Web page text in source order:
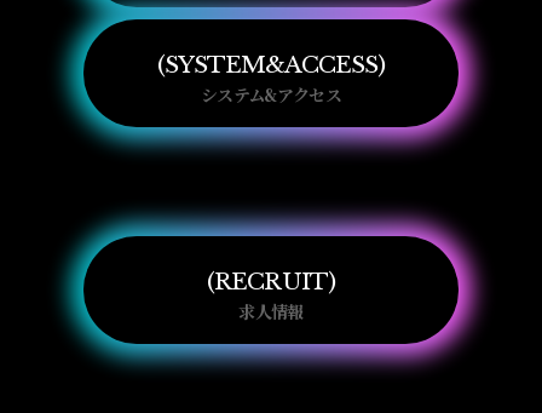
SYSTEM&ACCESS
システム&アクセス
RECRUIT
求人情報